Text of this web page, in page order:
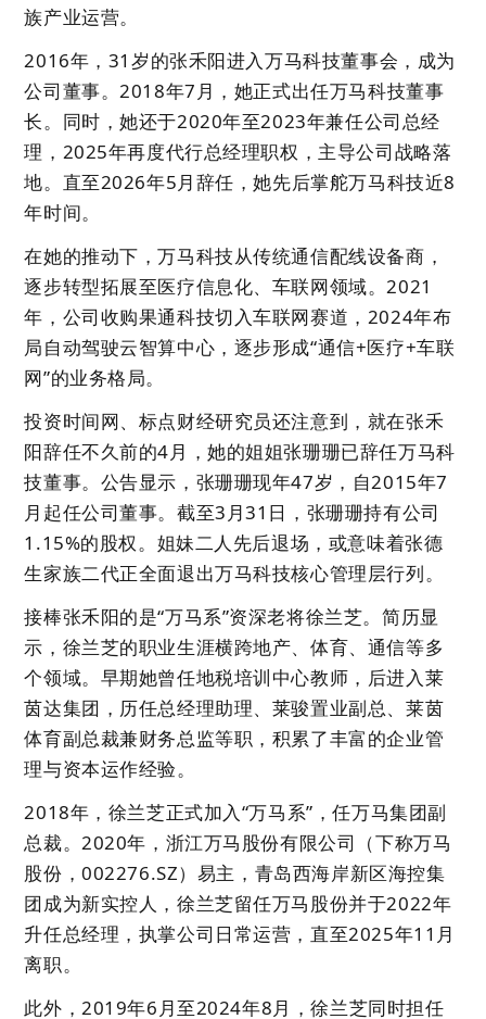
族产业运营。
2016年，31岁的张禾阳进入万马科技董事会，成为
公司董事。2018年7月，她正式出任万马科技董事
长。同时，她还于2020年至2023年兼任公司总经
理，2025年再度代行总经理职权，主导公司战略落
地。直至2026年5月辞任，她先后掌舵万马科技近8
年时间。
在她的推动下，万马科技从传统通信配线设备商，
逐步转型拓展至医疗信息化、车联网领域。2021
年，公司收购果通科技切入车联网赛道，2024年布
局自动驾驶云智算中心，逐步形成“通信+医疗+车联
网”的业务格局。
投资时间网、标点财经研究员还注意到，就在张禾
阳辞任不久前的4月，她的姐姐张珊珊已辞任万马科
技董事。公告显示，张珊珊现年47岁，自2015年7
月起任公司董事。截至3月31日，张珊珊持有公司
1.15%的股权。姐妹二人先后退场，或意味着张德
生家族二代正全面退出万马科技核心管理层行列。
接棒张禾阳的是“万马系”资深老将徐兰芝。简历显
示，徐兰芝的职业生涯横跨地产、体育、通信等多
个领域。早期她曾任地税培训中心教师，后进入莱
茵达集团，历任总经理助理、莱骏置业副总、莱茵
体育副总裁兼财务总监等职，积累了丰富的企业管
理与资本运作经验。
2018年，徐兰芝正式加入“万马系”，任万马集团副
总裁。2020年，浙江万马股份有限公司（下称万马
股份，002276.SZ）易主，青岛西海岸新区海控集
团成为新实控人，徐兰芝留任万马股份并于2022年
升任总经理，执掌公司日常运营，直至2025年11月
离职。
此外，2019年6月至2024年8月，徐兰芝同时担任